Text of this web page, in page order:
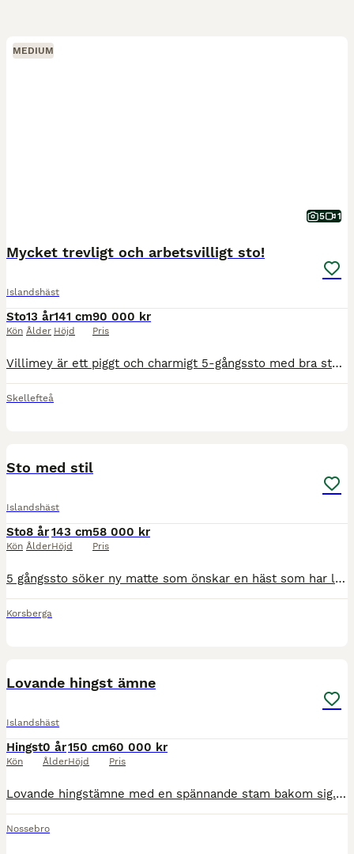
MEDIUM
5 1
Mycket trevligt och arbetsvilligt sto!
Islandshäst
Sto
Kön
13 år
Ålder
141 cm
Höjd
90 000 kr
Pris
Villimey är ett piggt och charmigt 5-gångssto med bra stam, 141 cm hög. Hon har jämna, taktrena och välseparerade gångarter med aktion. Hon är pigg att rida men är samtidigt väldigt kontrollerbar och
Skellefteå
Sto med stil
Islandshäst
Sto
Kön
8 år
Ålder
143 cm
Höjd
58 000 kr
Pris
5 gångssto söker ny matte som önskar en häst som har lätt för alla gångarter men är inte tränad. Hon är mjuk att sitta på och mjuk i munnen. Har stora gångarter. Vi letar efter ett hem till henne där
Korsberga
Lovande hingst ämne
Islandshäst
Hingst
Kön
0 år
Ålder
150 cm
Höjd
60 000 kr
Pris
Lovande hingstämne med en spännande stam bakom sig. Pappa mökkvi är bedömd till 8,63 och har vm guld i speed pass. Kommer att bli stor och reslig. Helsystern från 2025 är vi mycket nöjda med då hon
Nossebro